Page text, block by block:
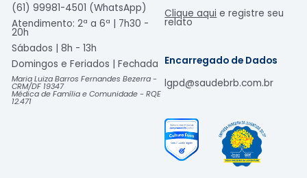
(61) 99981-4501 (WhatsApp)
Atendimento: 2ª a 6ª | 7h30 -
20h
Sábados | 8h - 13h
Domingos e Feriados | Fechada​
Maria Luiza Barros Fernandes Bezerra -
CRM/DF 19347
Médica de Família e Comunidade - RQE
12.471
Clique aqui e registre seu
relato
Encarregado de Dados
lgpd@saudebrb.com.br